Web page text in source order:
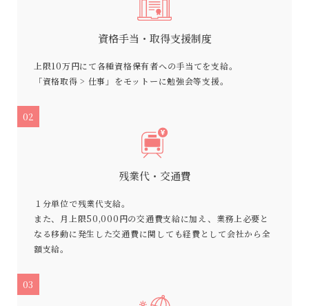
資格手当・取得支援制度
上限10万円にて各種資格保有者への手当てを支給。
「資格取得 > 仕事」をモットーに勉強会等支援。
02
残業代・交通費
１分単位で残業代支給。
また、月上限50,000円の交通費支給に加え、業務上必要と
なる移動に発生した交通費に関しても経費として会社から全
額支給。
03